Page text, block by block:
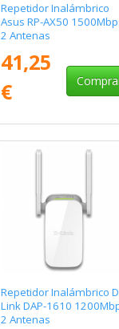
Repetidor Inalámbrico
Asus RP-AX50
2 Antenas
41,25
€
Repetidor Inalámbrico
Link DAP-1610
2 Antenas